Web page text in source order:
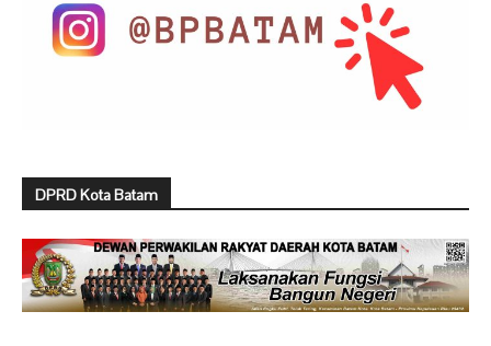
DPRD Kota Batam